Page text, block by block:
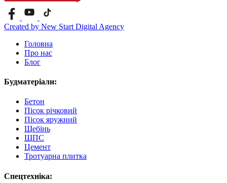
Created by New Start Digital Agency
Головна
Про нас
Блог
Будматеріали:
Бетон
Пісок річковий
Пісок яружний
Щебінь
ЩПС
Цемент
Тротуарна плитка
Спецтехніка: